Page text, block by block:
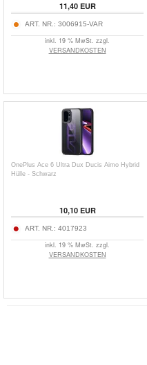
11,40EUR
ART. NR.: 3006915-VAR
inkl. 19 % MwSt. zzgl.
VERSANDKOSTEN
OnePlus Ace 6 Ultra Dux Ducis Aimo Hybrid
Hülle - Schwarz
10,10EUR
ART. NR.: 4017923
inkl. 19 % MwSt. zzgl.
VERSANDKOSTEN